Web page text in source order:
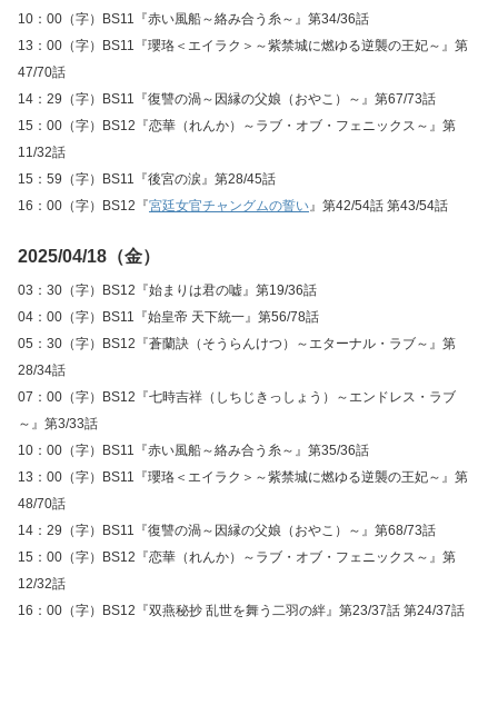
10：00（字）BS11『赤い風船～絡み合う糸～』第34/36話
13：00（字）BS11『瓔珞＜エイラク＞～紫禁城に燃ゆる逆襲の王妃～』第
47/70話
14：29（字）BS11『復讐の渦～因縁の父娘（おやこ）～』第67/73話
15：00（字）BS12『恋華（れんか）～ラブ・オブ・フェニックス～』第
11/32話
15：59（字）BS11『後宮の涙』第28/45話
16：00（字）BS12『宮廷女官チャングムの誓い』第42/54話 第43/54話
2025/04/18（金）
03：30（字）BS12『始まりは君の嘘』第19/36話
04：00（字）BS11『始皇帝 天下統一』第56/78話
05：30（字）BS12『蒼蘭訣（そうらんけつ）～エターナル・ラブ～』第
28/34話
07：00（字）BS12『七時吉祥（しちじきっしょう）～エンドレス・ラブ
～』第3/33話
10：00（字）BS11『赤い風船～絡み合う糸～』第35/36話
13：00（字）BS11『瓔珞＜エイラク＞～紫禁城に燃ゆる逆襲の王妃～』第
48/70話
14：29（字）BS11『復讐の渦～因縁の父娘（おやこ）～』第68/73話
15：00（字）BS12『恋華（れんか）～ラブ・オブ・フェニックス～』第
12/32話
16：00（字）BS12『双燕秘抄 乱世を舞う二羽の絆』第23/37話 第24/37話